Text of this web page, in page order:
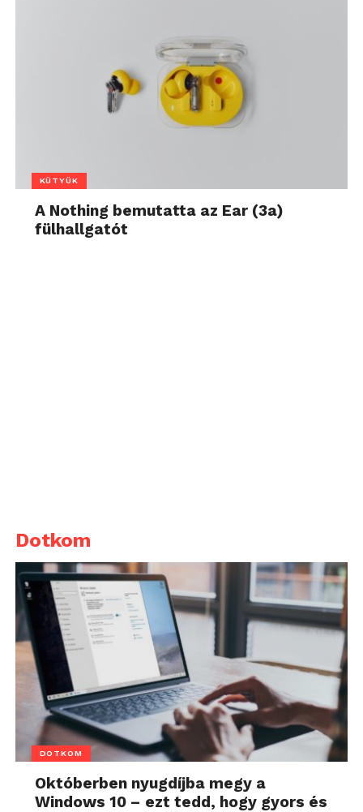
KÜTYÜK
A Nothing bemutatta az Ear (3a)
fülhallgatót
Dotkom
DOTKOM
Októberben nyugdíjba megy a
Windows 10 – ezt tedd, hogy gyors és